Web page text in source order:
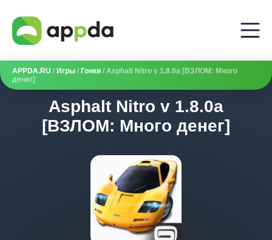
APPDA.RU / Игры / Гонки / Asphalt Nitro v 1.8.0a [ВЗЛОМ: Много
денег]
Asphalt Nitro v 1.8.0a
[ВЗЛОМ: Много денег]